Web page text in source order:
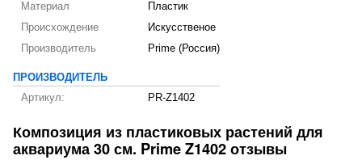
Материал
Пластик
Происхождение
Искусственое
Производитель
Prime (Россия)
ПРОИЗВОДИТЕЛЬ
Артикул:
PR-Z1402
Композиция из пластиковых растений для
аквариума 30 см. Prime Z1402 отзывы